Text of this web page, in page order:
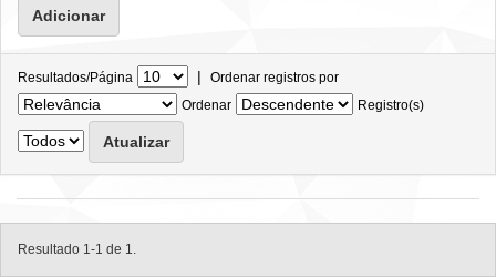
Resultados/Página | Ordenar registros por
Ordenar
Registro(s)
Resultado 1-1 de 1.